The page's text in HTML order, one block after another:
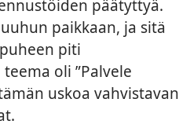
päätyttyä.
paikkaan, ja sitä
piti
oli ”Palvele
uskoa vahvistavan